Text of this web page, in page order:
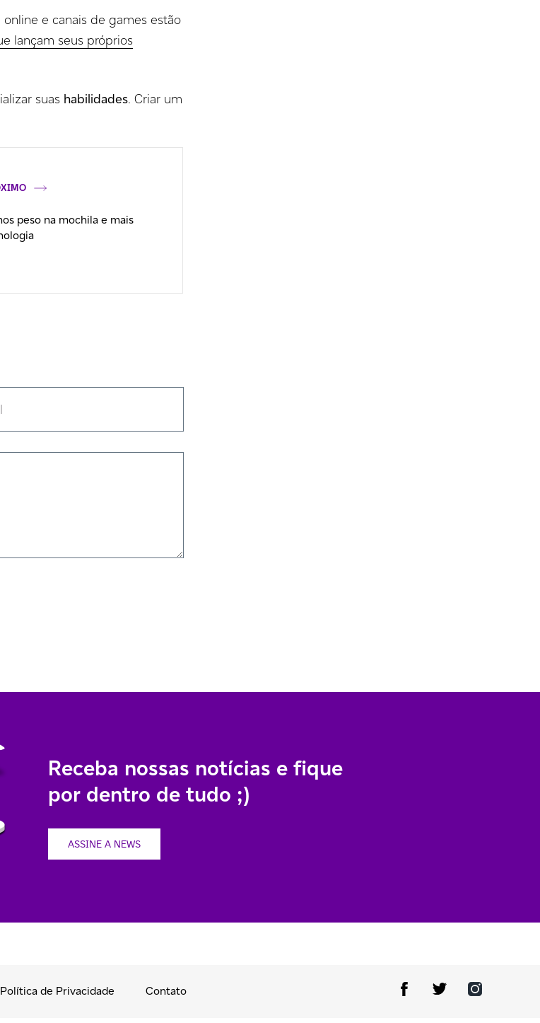
e canais de games estão
lançam seus próprios
suas habilidades. Criar um
peso na mochila e mais
Receba nossas notícias e fique
por dentro de tudo ;)
ASSINE A NEWS
Política de Privacidade Contato